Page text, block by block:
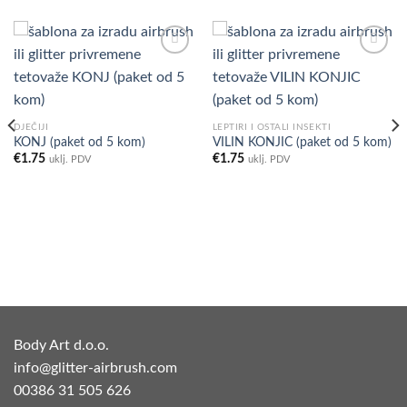
DJEČIJI
KONJ (paket od 5 kom)
€1.75 uklj. PDV
LEPTIRI I OSTALI INSEKTI
VILIN KONJIC (paket od 5 kom)
€1.75 uklj. PDV
Body Art d.o.o.
info@glitter-airbrush.com
00386 31 505 626